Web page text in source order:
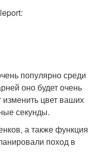
популярно среди
оно будет очень
цвет ваших
секунды.
а также функция
поход в